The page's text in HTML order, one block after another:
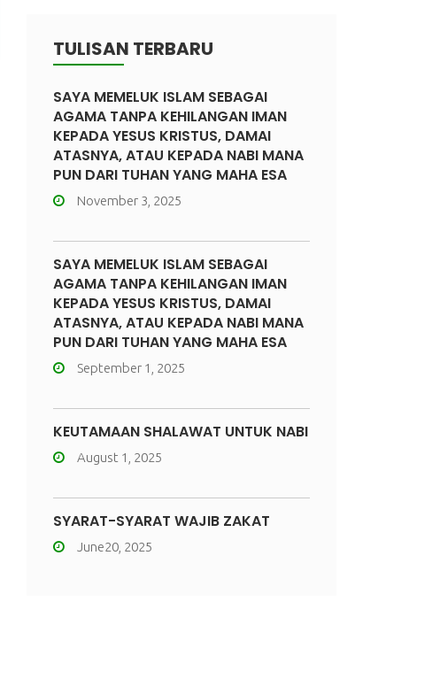
TULISAN TERBARU
SAYA MEMELUK ISLAM SEBAGAI
AGAMA TANPA KEHILANGAN IMAN
KEPADA YESUS KRISTUS, DAMAI
ATASNYA, ATAU KEPADA NABI MANA
PUN DARI TUHAN YANG MAHA ESA
November 3, 2025
SAYA MEMELUK ISLAM SEBAGAI
AGAMA TANPA KEHILANGAN IMAN
KEPADA YESUS KRISTUS, DAMAI
ATASNYA, ATAU KEPADA NABI MANA
PUN DARI TUHAN YANG MAHA ESA
September 1, 2025
KEUTAMAAN SHALAWAT UNTUK NABI
August 1, 2025
SYARAT-SYARAT WAJIB ZAKAT
June20, 2025